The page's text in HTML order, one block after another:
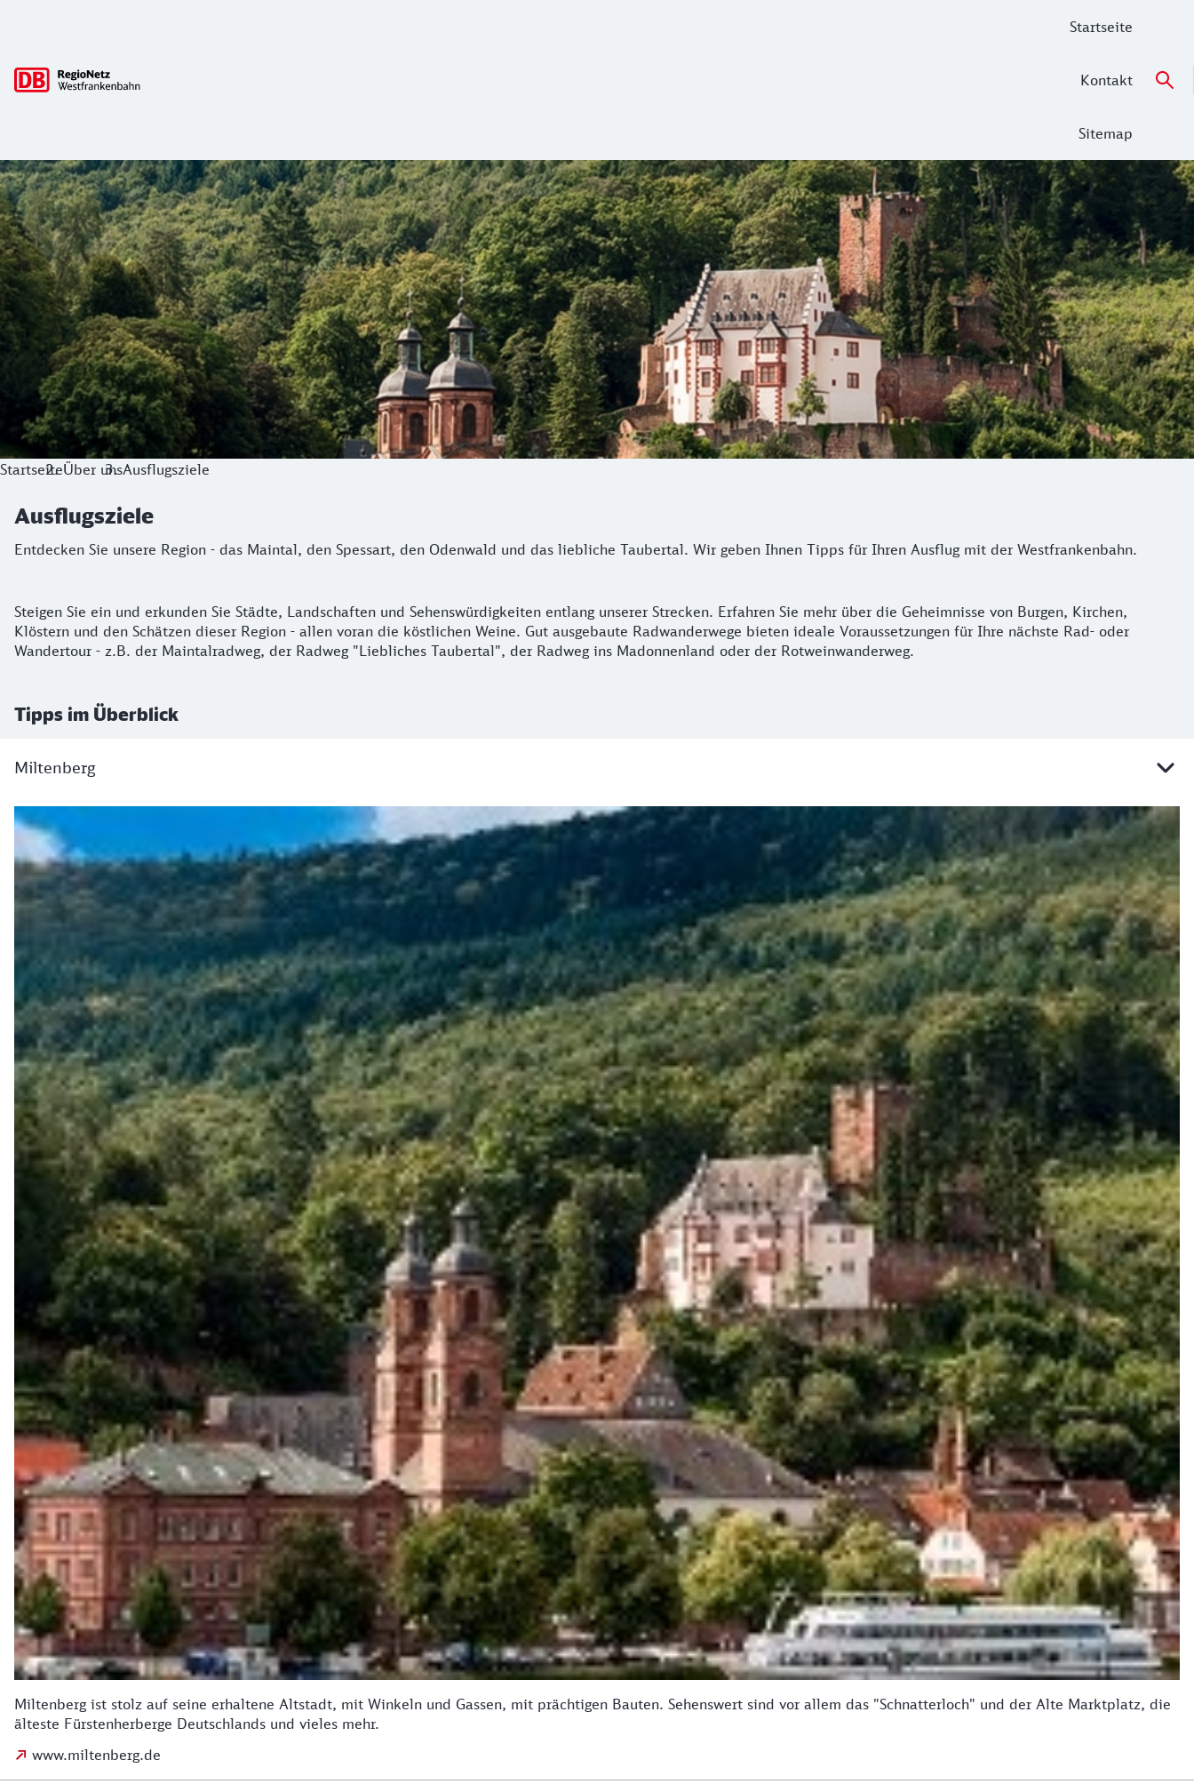
Startseite
Kontakt
Sitemap
Ausflugsziele
Entdecken Sie unsere Region - das Maintal, den Spessart, den Odenwald und das liebliche Taubertal. Wir geben Ihnen Tipps für Ihren Ausflug mit der Westfrankenbahn.
StartseiteÜber unsAusflugsziele
Ausflugsziele
Entdecken Sie unsere Region - das Maintal, den Spessart, den Odenwald und das liebliche Taubertal. Wir geben Ihnen Tipps für Ihren Ausflug mit der Westfrankenbahn.
Steigen Sie ein und erkunden Sie Städte, Landschaften und Sehenswürdigkeiten entlang unserer Strecken. Erfahren Sie mehr über die Geheimnisse von Burgen, Kirchen,
Klöstern und den Schätzen dieser Region - allen voran die köstlichen Weine. Gut ausgebaute Radwanderwege bieten ideale Voraussetzungen für Ihre nächste Rad- oder
Wandertour - z.B. der Maintalradweg, der Radweg "Liebliches Taubertal", der Radweg ins Madonnenland oder der Rotweinwanderweg.
Tipps im Überblick
Miltenberg
Miltenberg
Miltenberg ist stolz auf seine erhaltene Altstadt, mit Winkeln und Gassen, mit prächtigen Bauten. Sehenswert sind vor allem das "Schnatterloch" und der Alte Marktplatz, die
älteste Fürstenherberge Deutschlands und vieles mehr.
www.miltenberg.de